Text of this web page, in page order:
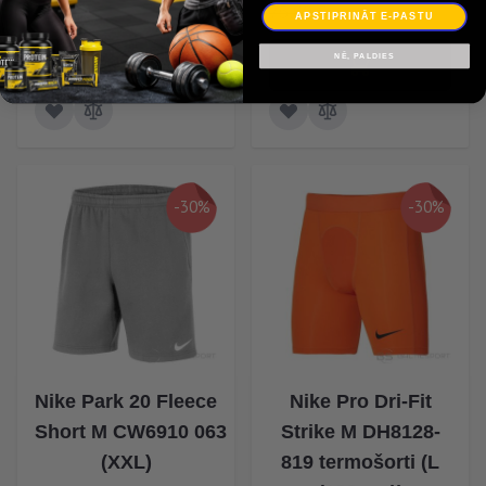
75,80 € 75,80 €
-30%
Nike Park 20 Fleece
Short M CW6910 063
(XXL)
-30%
Nike Pro Dri-Fit
Strike M DH8128-
819 termošorti (L
APSTIPRINĀT E-PASTU
NĒ, PALDIES